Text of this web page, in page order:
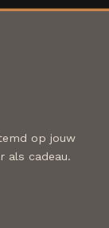
op jouw
als cadeau.